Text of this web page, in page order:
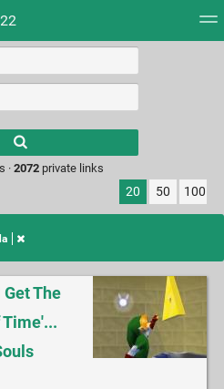
results.
·2072 private links
20 50 100
The